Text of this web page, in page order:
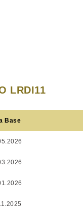
LRDI11
Base